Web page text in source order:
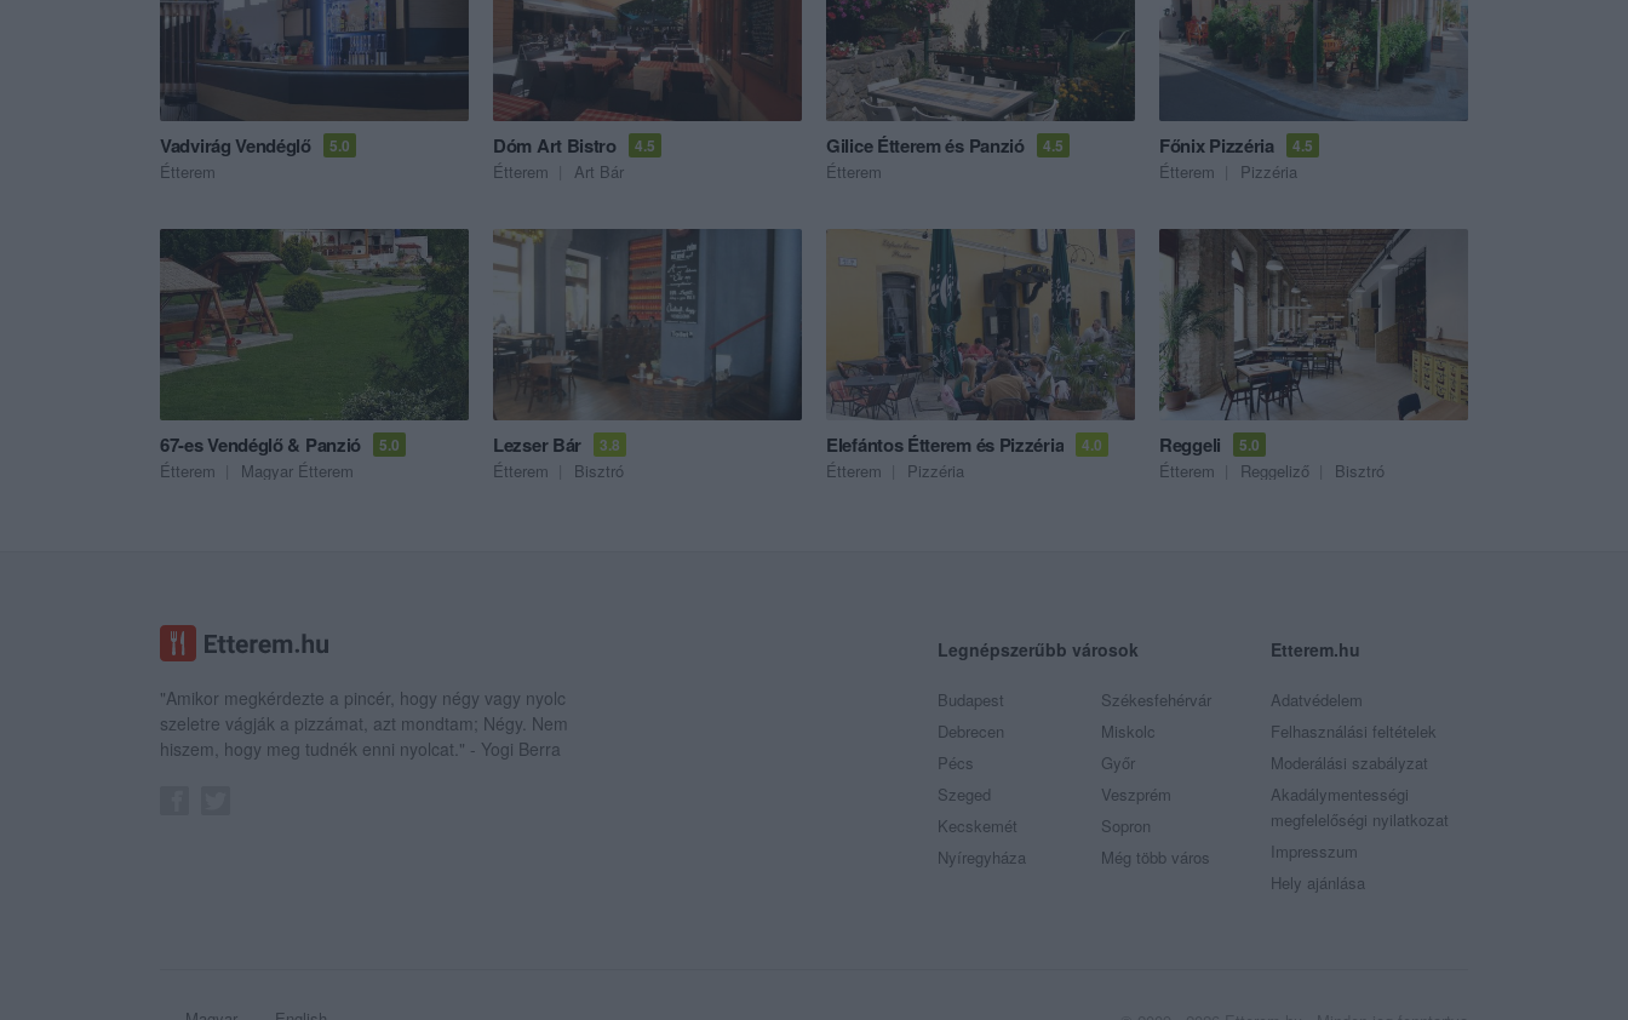
Vadvirág Vendéglő 5.0
Étterem
Dóm Art Bistro 4.5
Étterem Art Bár
Gilice Étterem és Panzió 4.5
Étterem
Főnix Pizzéria 4.5
Étterem Pizzéria
67-es Vendéglő & Panzió 5.0
Étterem Magyar Étterem
Lezser Bár 3.8
Étterem Bisztró
Elefántos Étterem és Pizzéria 4.0
Étterem Pizzéria
Reggeli 5.0
Étterem Reggeliző Bisztró
"Amikor megkérdezte a pincér, hogy négy vagy nyolc
szeletre vágják a pizzámat, azt mondtam; Négy. Nem
hiszem, hogy meg tudnék enni nyolcat." - Yogi Berra
Legnépszerűbb városok
Budapest
Debrecen
Pécs
Szeged
Kecskemét
Nyíregyháza
Székesfehérvár
Miskolc
Győr
Veszprém
Sopron
Még több város
Etterem.hu
Adatvédelem
Felhasználási feltételek
Moderálási szabályzat
Akadálymentességi
megfelelőségi nyilatkozat
Impresszum
Hely ajánlása